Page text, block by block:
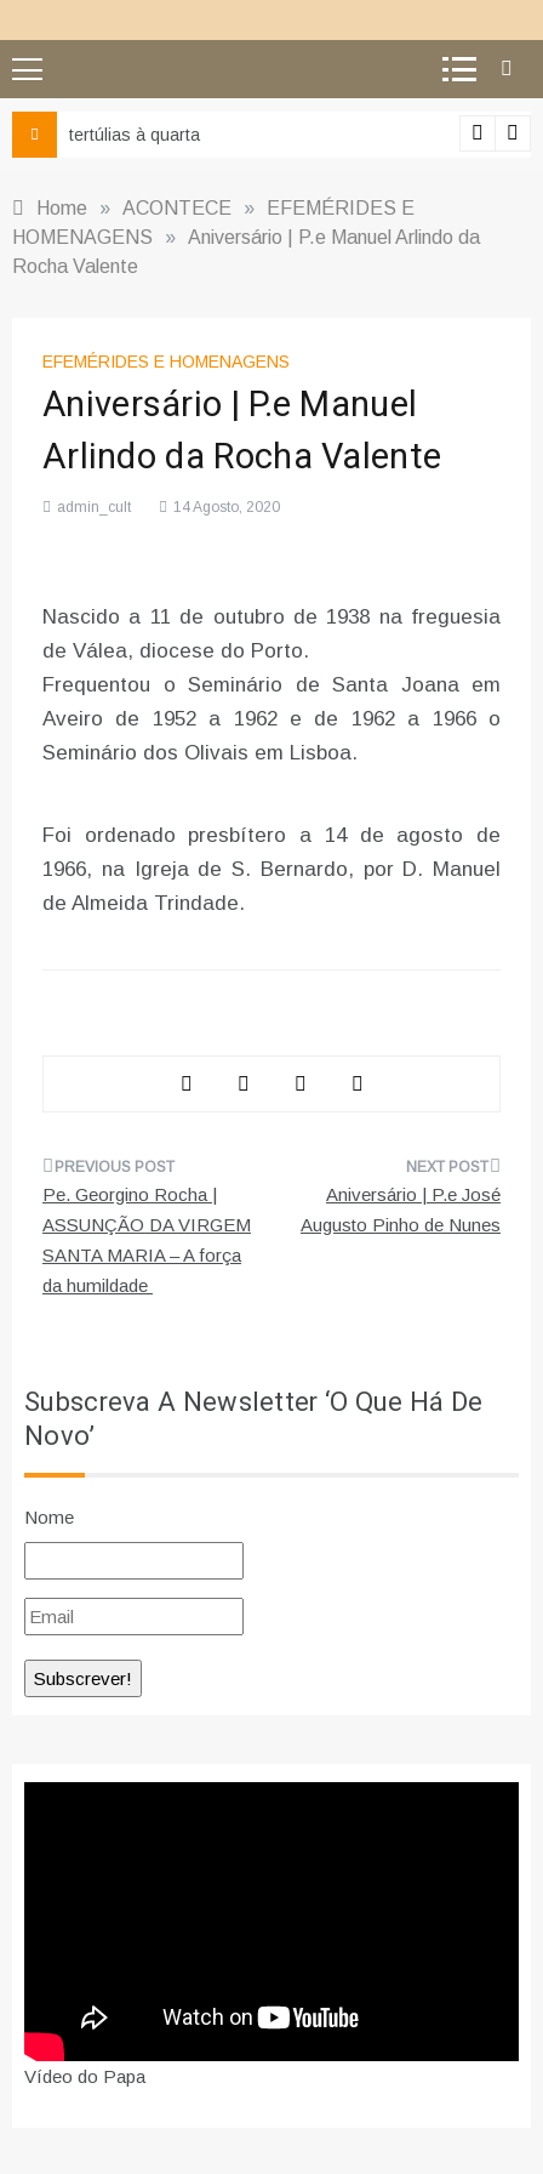
tertúlias à quarta
Home » ACONTECE »
EFEMÉRIDES E
HOMENAGENS
» Aniversário | P.e Manuel Arlindo da
Rocha Valente
EFEMÉRIDES E HOMENAGENS
Aniversário | P.e Manuel
Arlindo da Rocha Valente
admin_cult 14 Agosto, 2020
Nascido a 11 de outubro de 1938 na freguesia
de Válea, diocese do Porto.
Frequentou o Seminário de Santa Joana em
Aveiro de 1952 a 1962 e de 1962 a 1966 o
Seminário dos Olivais em Lisboa.
Foi ordenado presbítero a 14 de agosto de
1966, na Igreja de S. Bernardo, por D. Manuel
de Almeida Trindade.
Navegação
de
artigos
Pe. Georgino Rocha |
ASSUNÇÃO DA VIRGEM
SANTA MARIA – A força
da humildade
Aniversário | P.e José
Augusto Pinho de Nunes
Subscreva A Newsletter ‘O Que Há De
Novo’
Nome
Vídeo do Papa